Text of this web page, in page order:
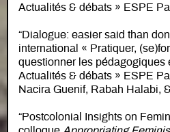
Actualités & débats » ESPE
“Dialogue: easier said than
international « Pratiquer,
questionner les pédagogiques
Actualités & débats » ESPE
Nacira Guenif, Rabah Halabi,
“Postcolonial Insights on